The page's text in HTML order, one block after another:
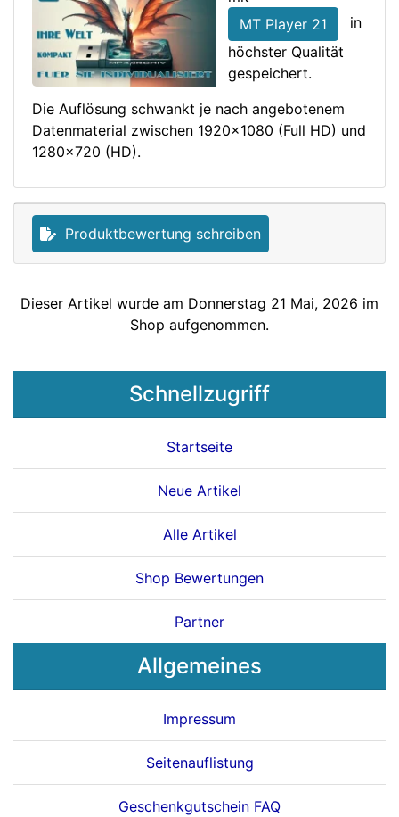
MT Player 21
in
höchster Qualität
gespeichert.
Die Auflösung schwankt je nach angebotenem
Datenmaterial zwischen 1920x1080 (Full HD) und
1280x720 (HD).
Produktbewertung schreiben
Dieser Artikel wurde am Donnerstag 21 Mai, 2026 im
Shop aufgenommen.
Schnellzugriff
Startseite
Neue Artikel
Alle Artikel
Shop Bewertungen
Partner
Allgemeines
Impressum
Seitenauflistung
Geschenkgutschein FAQ